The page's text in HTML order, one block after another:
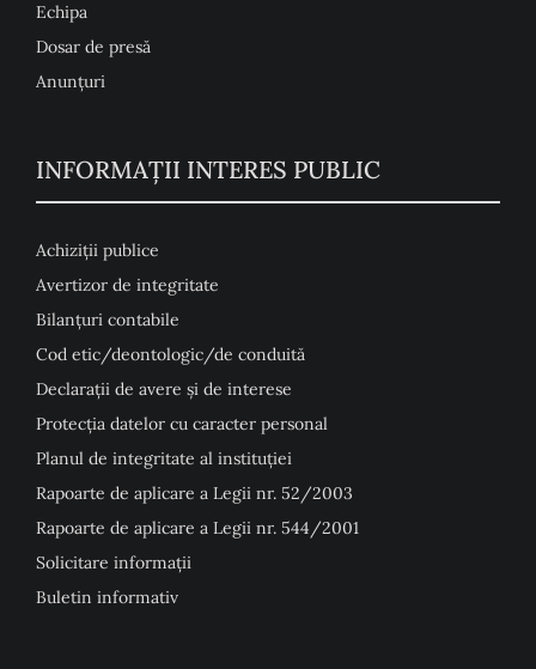
Echipa
Dosar de presă
Anunţuri
INFORMAȚII INTERES PUBLIC
Achiziții publice
Avertizor de integritate
Bilanțuri contabile
Cod etic/deontologic/de conduită
Declarații de avere și de interese
Protecția datelor cu caracter personal
Planul de integritate al instituției
Rapoarte de aplicare a Legii nr. 52/2003
Rapoarte de aplicare a Legii nr. 544/2001
Solicitare informații
Buletin informativ